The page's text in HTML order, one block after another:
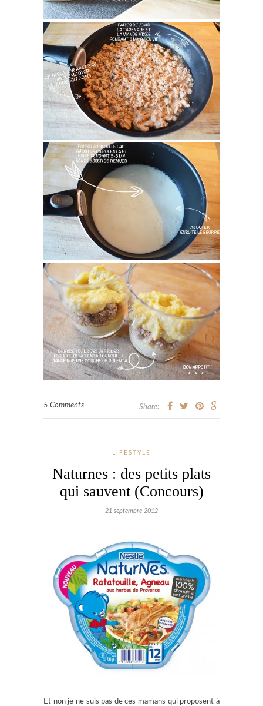
5 Comments Share:
LIFESTYLE
Naturnes : des petits plats
qui sauvent (Concours)
21 septembre 2012
Et non je ne suis pas de ces mamans qui proposent à